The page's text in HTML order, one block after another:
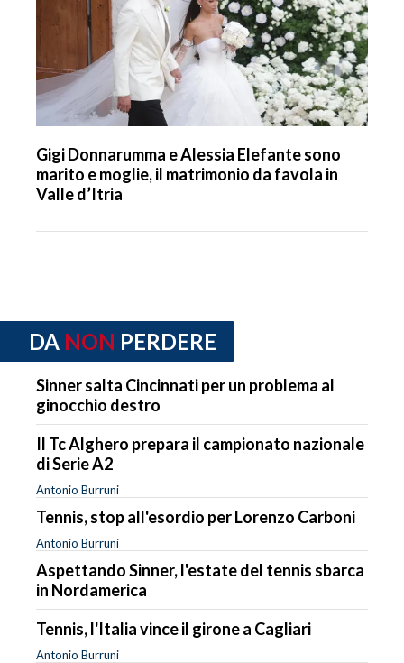
Gigi Donnarumma e Alessia Elefante sono
marito e moglie, il matrimonio da favola in
Valle d’Itria
DA NON PERDERE
Sinner salta Cincinnati per un problema al
ginocchio destro
Il Tc Alghero prepara il campionato nazionale
di Serie A2
Antonio Burruni
Tennis, stop all'esordio per Lorenzo Carboni
Antonio Burruni
Aspettando Sinner, l'estate del tennis sbarca
in Nordamerica
Tennis, l'Italia vince il girone a Cagliari
Antonio Burruni